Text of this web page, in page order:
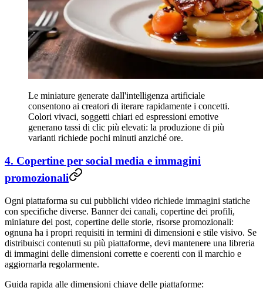
Le miniature generate dall'intelligenza artificiale
consentono ai creatori di iterare rapidamente i concetti.
Colori vivaci, soggetti chiari ed espressioni emotive
generano tassi di clic più elevati: la produzione di più
varianti richiede pochi minuti anziché ore.
4. Copertine per social media e immagini
promozionali
Ogni piattaforma su cui pubblichi video richiede immagini statiche
con specifiche diverse. Banner dei canali, copertine dei profili,
miniature dei post, copertine delle storie, risorse promozionali:
ognuna ha i propri requisiti in termini di dimensioni e stile visivo. Se
distribuisci contenuti su più piattaforme, devi mantenere una libreria
di immagini delle dimensioni corrette e coerenti con il marchio e
aggiornarla regolarmente.
Guida rapida alle dimensioni chiave delle piattaforme: